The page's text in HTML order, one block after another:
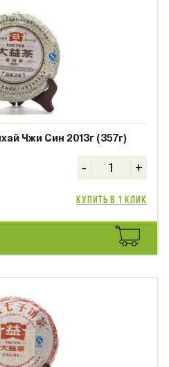
Чжи Син 2013г (357г)
- +
Купить в 1 клик